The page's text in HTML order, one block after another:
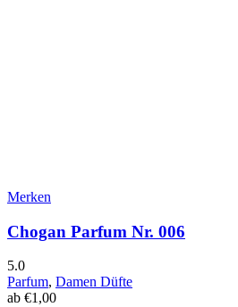
Merken
Chogan Parfum Nr. 006
5.0
Parfum, Damen Düfte
ab €1,00